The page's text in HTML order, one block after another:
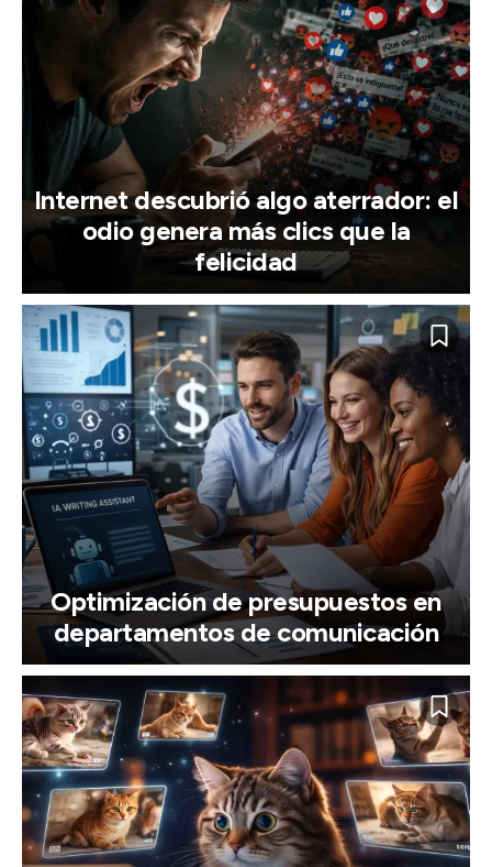
Internet descubrió algo aterrador: el
odio genera más clics que la
felicidad
Optimización de presupuestos en
departamentos de comunicación